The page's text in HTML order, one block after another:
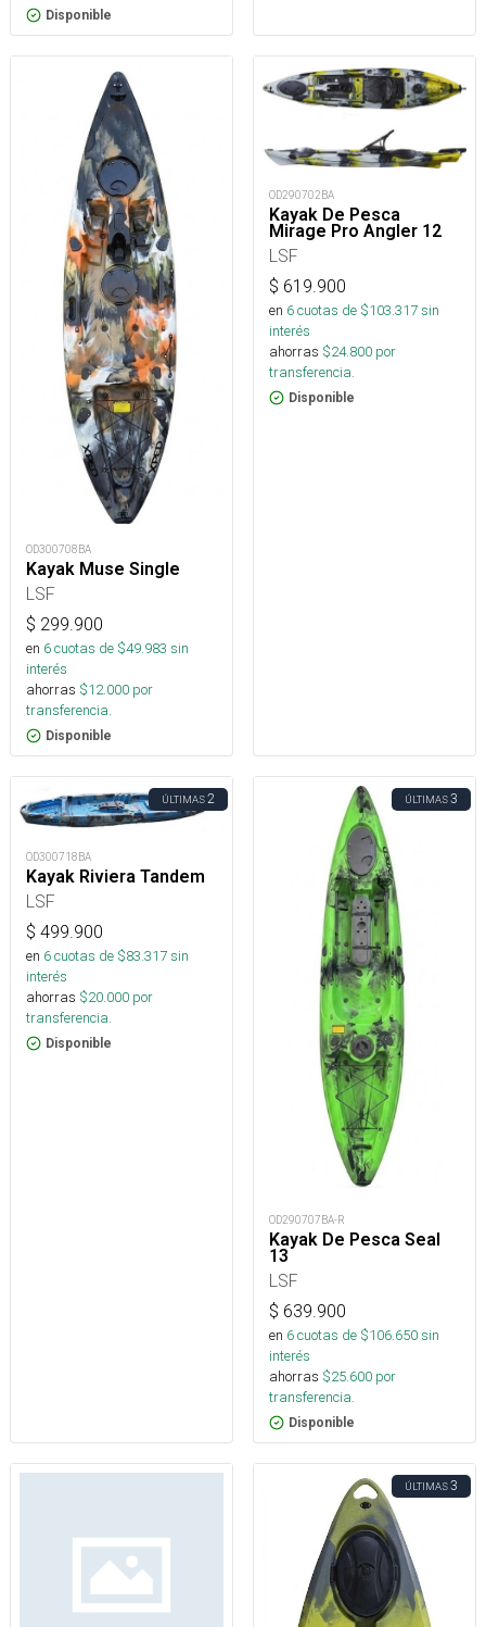
Disponible
OD300708BA
Kayak Muse Single
LSF
$ 299.900
en 6cuotas de $49.983 sin
interés
ahorras $12.000 por
transferencia.
Disponible
OD290702BA
Kayak De Pesca
Mirage Pro Angler 12
LSF
$ 619.900
en 6cuotas de $103.317sin
interés
ahorras $24.800 por
transferencia.
Disponible
ÚLTIMAS2
OD300718BA
Kayak Riviera Tandem
LSF
$ 499.900
en 6cuotas de $83.317sin
interés
ahorras $20.000 por
transferencia.
Disponible
ÚLTIMAS3
OD290707BA-R
Kayak De Pesca Seal
13
LSF
$ 639.900
en 6cuotas de $106.650sin
interés
ahorras $25.600 por
transferencia.
Disponible
ÚLTIMAS3